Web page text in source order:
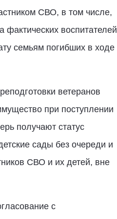
СВО, в том числе,
фактических воспитателей
семьям погибших в ходе
ветеранов
при поступлении
получают статус
сады без очереди и
СВО и их детей, вне
с